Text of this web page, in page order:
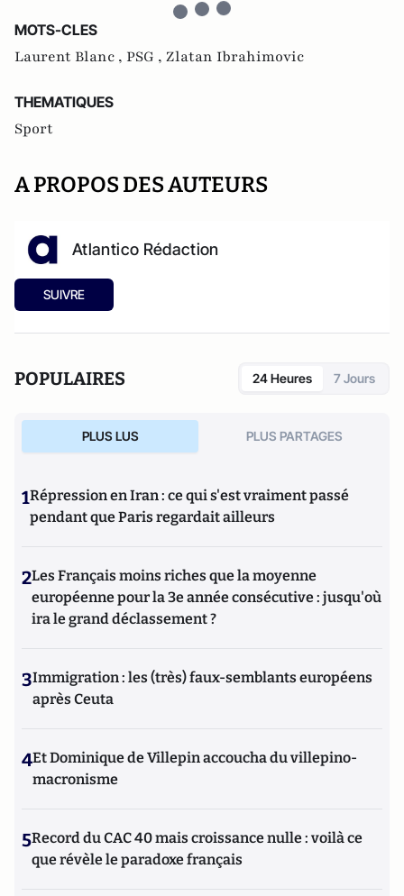
MOTS-CLES
Laurent Blanc , PSG , Zlatan Ibrahimovic
THEMATIQUES
Sport
A PROPOS DES AUTEURS
Atlantico Rédaction
SUIVRE
POPULAIRES 24 Heures 7 Jours
PLUS LUS PLUS PARTAGES
1Répression en Iran : ce qui s'est vraiment passé
pendant que Paris regardait ailleurs
2Les Français moins riches que la moyenne
européenne pour la 3e année consécutive : jusqu'où
ira le grand déclassement ?
3Immigration : les (très) faux-semblants européens
après Ceuta
4Et Dominique de Villepin accoucha du villepino-
macronisme
5Record du CAC 40 mais croissance nulle : voilà ce
que révèle le paradoxe français